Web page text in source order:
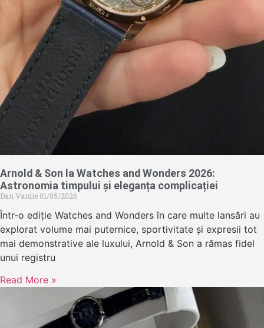
Arnold & Son la Watches and Wonders 2026:
Astronomia timpului și eleganța complicației
Dan Vardie 01/05/2026
Într-o ediție Watches and Wonders în care multe lansări au
explorat volume mai puternice, sportivitate și expresii tot
mai demonstrative ale luxului, Arnold & Son a rămas fidel
unui registru
Read More »